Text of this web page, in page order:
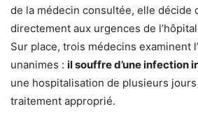
de la médecin consultée, elle décide
directement aux urgences de
Sur place, trois médecins examinent
unanimes : il souffre d’une infection
une hospitalisation de plusieurs
traitement approprié.